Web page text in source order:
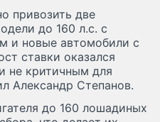
привозить две
до 160 л.с. с
и новые автомобили с
ставки оказался
не критичным для
Александр Степанов.
до 160 лошадиных